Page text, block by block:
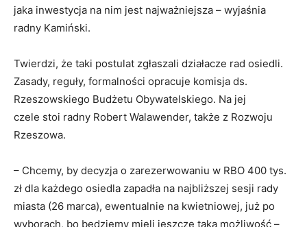
jaka inwestycja na nim jest najważniejsza – wyjaśnia
radny Kamiński.
Twierdzi, że taki postulat zgłaszali działacze rad osiedli.
Zasady, reguły, formalności opracuje komisja ds.
Rzeszowskiego Budżetu Obywatelskiego. Na jej
czele stoi radny Robert Walawender, także z Rozwoju
Rzeszowa.
– Chcemy, by decyzja o zarezerwowaniu w RBO 400 tys.
zł dla każdego osiedla zapadła na najbliższej sesji rady
miasta (26 marca), ewentualnie na kwietniowej, już po
wyborach, bo będziemy mieli jeszcze taką możliwość –